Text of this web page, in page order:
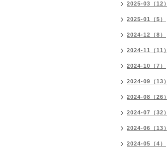
2025-03（12）
2025-01（5）
2024-12（8）
2024-11（11）
2024-10（7）
2024-09（13）
2024-08（26）
2024-07（32）
2024-06（13）
2024-05（4）